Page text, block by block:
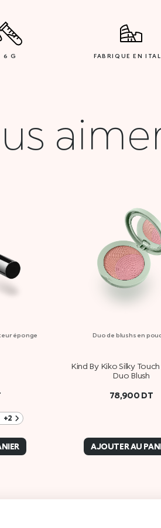
6 G FABRIQUE EN
éponge
+2
Duo de blushs en
Kind By Kiko Silky
Duo Blush
78,900 DT
AJOUTER AU